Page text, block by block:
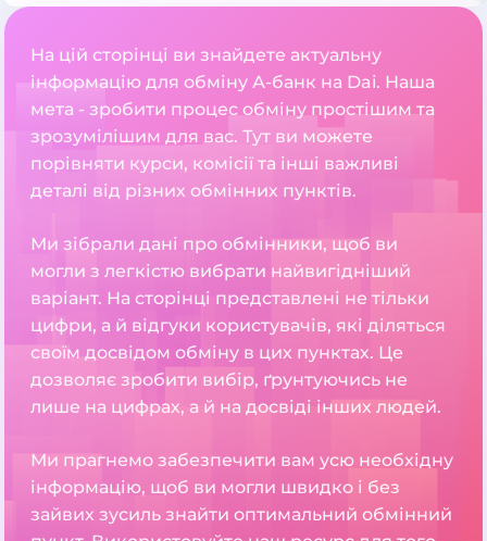
На цій сторінці ви знайдете актуальну
інформацію для обміну А-банк на Dai. Наша
мета - зробити процес обміну простішим та
зрозумілішим для вас. Тут ви можете
порівняти курси, комісії та інші важливі
деталі від різних обмінних пунктів.
Ми зібрали дані про обмінники, щоб ви
могли з легкістю вибрати найвигідніший
варіант. На сторінці представлені не тільки
цифри, а й відгуки користувачів, які діляться
своїм досвідом обміну в цих пунктах. Це
дозволяє зробити вибір, ґрунтуючись не
лише на цифрах, а й на досвіді інших людей.
Ми прагнемо забезпечити вам усю необхідну
інформацію, щоб ви могли швидко і без
зайвих зусиль знайти оптимальний обмінний